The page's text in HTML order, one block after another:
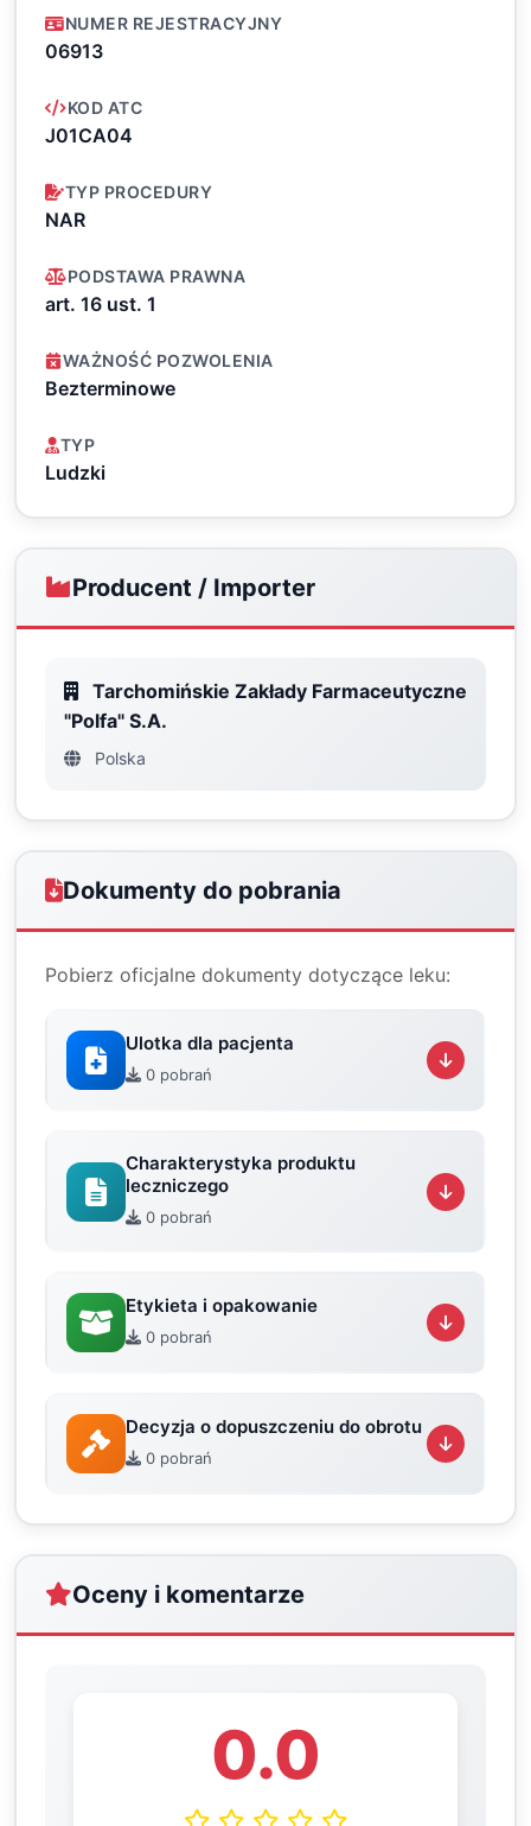
NUMER REJESTRACYJNY
06913
KOD ATC
J01CA04
TYP PROCEDURY
NAR
PODSTAWA PRAWNA
art. 16 ust. 1
WAŻNOŚĆ POZWOLENIA
Bezterminowe
TYP
Ludzki
Producent / Importer
Tarchomińskie Zakłady Farmaceutyczne
"Polfa" S.A.
Polska
Dokumenty do pobrania
Pobierz oficjalne dokumenty dotyczące leku:
Ulotka dla pacjenta
0 pobrań
Charakterystyka produktu
leczniczego
0 pobrań
Etykieta i opakowanie
0 pobrań
Decyzja o dopuszczeniu do obrotu
0 pobrań
Oceny i komentarze
0.0